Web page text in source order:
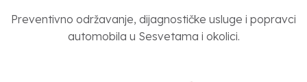
Preventivno održavanje, dijagnostičke usluge i popravci
automobila u Sesvetama i okolici.